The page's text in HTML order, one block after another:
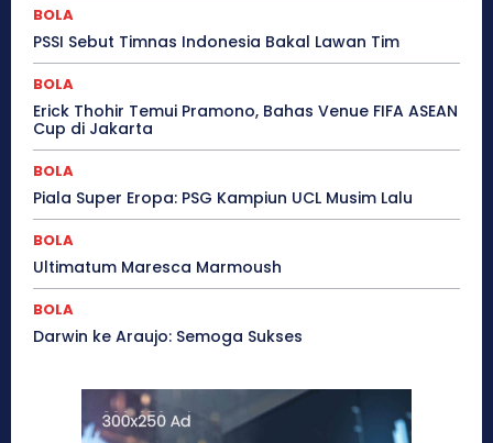
BOLA
PSSI Sebut Timnas Indonesia Bakal Lawan Tim
BOLA
Erick Thohir Temui Pramono, Bahas Venue FIFA ASEAN
Cup di Jakarta
BOLA
Piala Super Eropa: PSG Kampiun UCL Musim Lalu
BOLA
Ultimatum Maresca Marmoush
BOLA
Darwin ke Araujo: Semoga Sukses